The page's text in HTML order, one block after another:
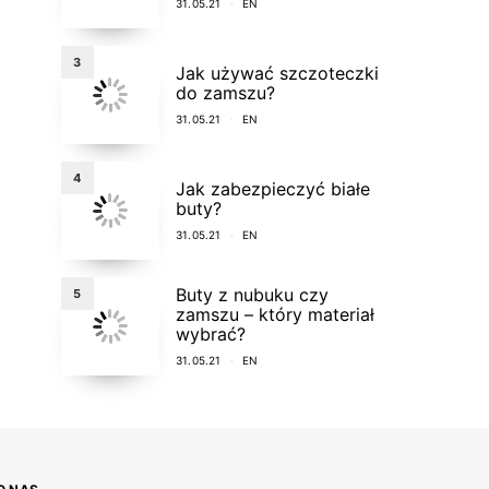
31.05.21 EN
3
Jak używać szczoteczki
do zamszu?
31.05.21 EN
4
Jak zabezpieczyć białe
buty?
31.05.21 EN
5
Buty z nubuku czy
zamszu – który materiał
wybrać?
31.05.21 EN